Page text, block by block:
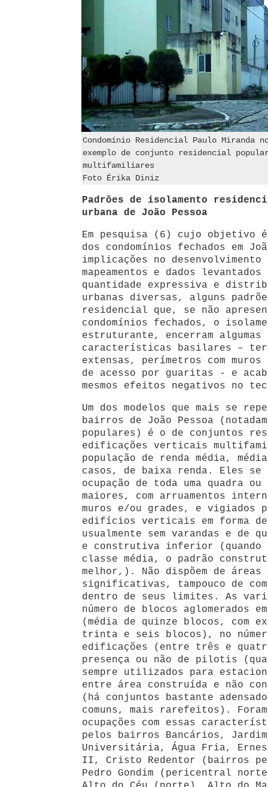
Condomínio Residencial Paulo Miranda
exemplo de conjunto residencial
multifamiliares
Foto Érika Diniz
Padrões de isolamento
urbana de João Pessoa
Em pesquisa (6) cujo objetivo
dos condomínios fechados em
implicações no
mapeamentos e dados
quantidade expressiva e
urbanas diversas, alguns
residencial que, se não
condomínios fechados, o
estruturante, encerram algumas
características basilares –
extensas, perímetros com
de acesso por guaritas - e
mesmos efeitos negativos no
Um dos modelos que mais se
bairros de João Pessoa
populares) é o de conjuntos
edificações verticais
população de renda média,
casos, de baixa renda. Eles se
ocupação de toda uma quadra
maiores, com arruamentos
muros e/ou grades, e vigiados
edifícios verticais em forma
usualmente sem varandas e de
e construtiva inferior (quando
classe média, o padrão
melhor,). Não dispõem de
significativas, tampouco de
dentro de seus limites. As
número de blocos aglomerados
(média de quinze blocos, com
trinta e seis blocos), no
edificações (entre três e
presença ou não de pilotis
sempre utilizados para
entre área construída e não
(há conjuntos bastante
comuns, mais rarefeitos).
ocupações com essas
pelos bairros Bancários, Jardim
Universitária, Água Fria,
II, Cristo Redentor (bairros
Pedro Gondim (pericentral